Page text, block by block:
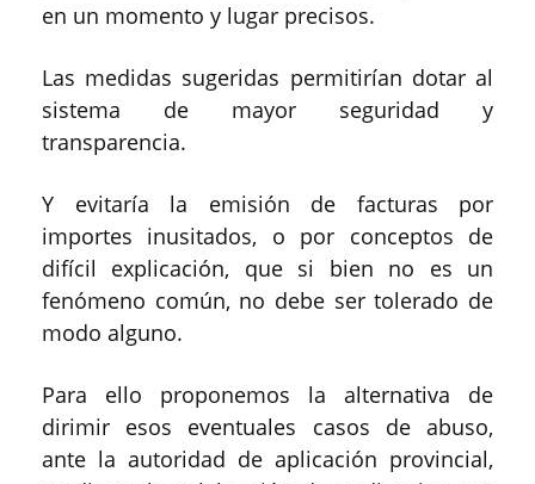
en un momento y lugar precisos.
Las medidas sugeridas permitirían dotar al
sistema de mayor seguridad y
transparencia.
Y evitaría la emisión de facturas por
importes inusitados, o por conceptos de
difícil explicación, que si bien no es un
fenómeno común, no debe ser tolerado de
modo alguno.
Para ello proponemos la alternativa de
dirimir esos eventuales casos de abuso,
ante la autoridad de aplicación provincial,